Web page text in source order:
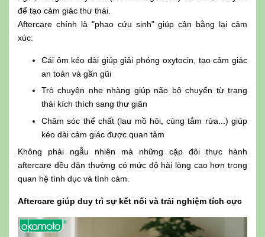
để tạo cảm giác thư thái.
Aftercare chính là "phao cứu sinh" giúp cân bằng lại cảm
xúc:
Cái ôm kéo dài giúp giải phóng oxytocin, tạo cảm giác
an toàn và gần gũi
Trò chuyện nhẹ nhàng giúp não bộ chuyển từ trạng
thái kích thích sang thư giãn
Chăm sóc thể chất (lau mồ hôi, cùng tắm rửa...) giúp
kéo dài cảm giác được quan tâm
Không phải ngẫu nhiên mà những cặp đôi thực hành
aftercare đều đặn thường có mức độ hài lòng cao hơn trong
quan hệ tình dục và tình cảm.
Aftercare giúp duy trì sự kết nối và trải nghiệm tích cực